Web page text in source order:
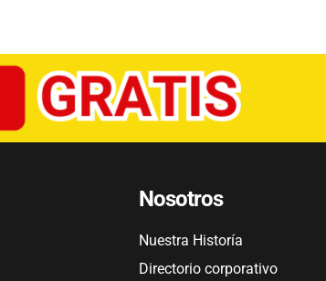
Nosotros
Nuestra Historía
Directorio corporativo